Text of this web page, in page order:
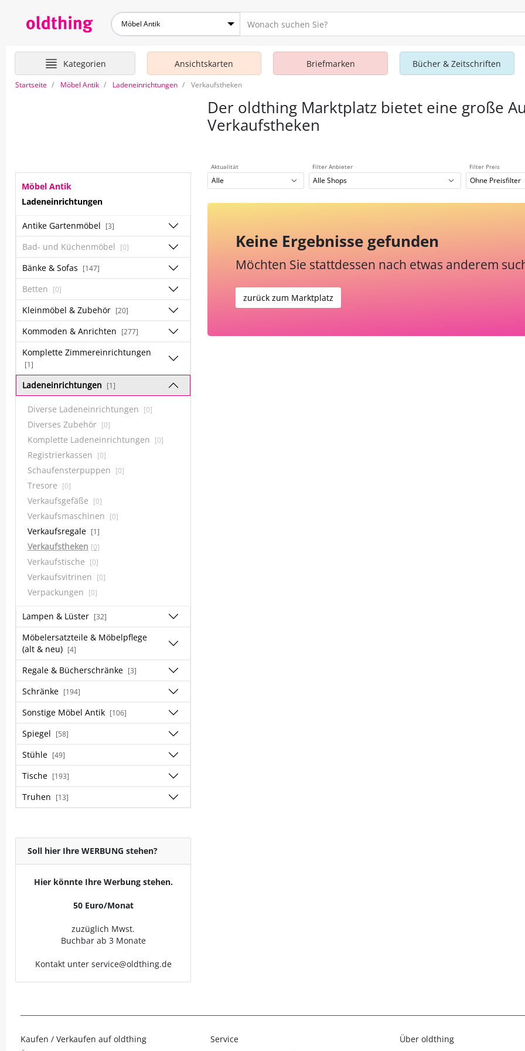
Möbel Antik
Kategorien Ansichtskarten Briefmarken Bücher & Zeitschriften
Startseite Möbel Antik Ladeneinrichtungen Verkaufstheken
Der oldthing Marktplatz bietet eine große
Verkaufstheken
Möbel Antik
Ladeneinrichtungen
Antike Gartenmöbel [3]
Bad- und Küchenmöbel [0]
Bänke & Sofas [147]
Betten [0]
Kleinmöbel & Zubehör [20]
Kommoden & Anrichten [277]
Komplette Zimmereinrichtungen
[1]
Ladeneinrichtungen [1]
Diverse Ladeneinrichtungen [0]
Diverses Zubehör [0]
Komplette Ladeneinrichtungen [0]
Registrierkassen [0]
Schaufensterpuppen [0]
Tresore [0]
Verkaufsgefäße [0]
Verkaufsmaschinen [0]
Verkaufsregale [1]
Verkaufstheken [0]
Verkaufstische [0]
Verkaufsvitrinen [0]
Verpackungen [0]
Lampen & Lüster [32]
Möbelersatzteile & Möbelpflege
(alt & neu) [4]
Regale & Bücherschränke [3]
Schränke [194]
Sonstige Möbel Antik [106]
Spiegel [58]
Stühle [49]
Tische [193]
Truhen [13]
Soll hier Ihre WERBUNG stehen?
Hier könnte Ihre Werbung stehen.
50 Euro/Monat
zuzüglich Mwst.
Buchbar ab 3 Monate
Kontakt unter service@oldthing.de
Aktualität
Alle
Filter Anbieter
Alle Shops
Filter Preis
Ohne Preisfilter
Keine Ergebnisse gefunden
Möchten Sie stattdessen nach etwas anderem
zurück zum Marktplatz
Kaufen / Verkaufen auf oldthing Service Über oldthing